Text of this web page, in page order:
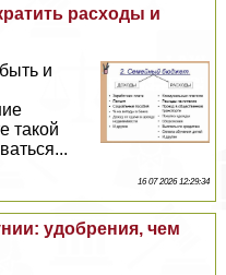
расходы и
и
такой
16 07 2026 12:29:34
удобрения, чем